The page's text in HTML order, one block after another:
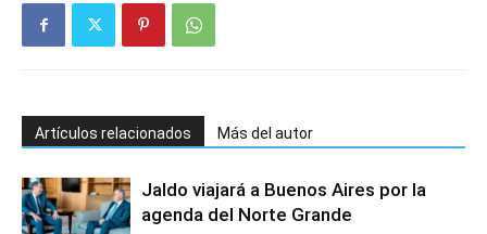
Artículos relacionados Más del autor
Jaldo viajará a Buenos Aires por la
agenda del Norte Grande